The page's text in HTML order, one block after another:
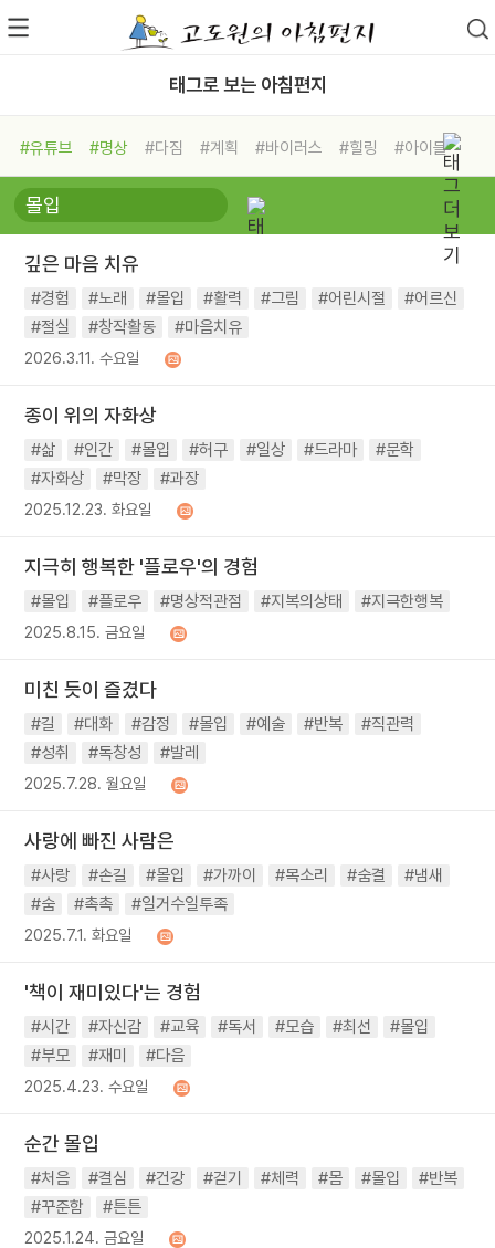
태그로 보는 아침편지
#유튜브 #명상 #다짐 #계획 #바이러스 #힐링
#아이들
#비전캠프
#독서캠프 #삶
#희망
#나눔 #친구 #링컨학교
#독서
#건강 #면역력
깊은 마음 치유
#경험 #노래 #몰입 #활력 #그림 #어린시절
#어르신
#절실
#창작활동 #마음치유
2026.3.11. 수요일
종이 위의 자화상
#삶 #인간 #몰입 #허구 #일상 #드라마
#문학
#자화상
#막장 #과장
2025.12.23. 화요일
지극히 행복한 '플로우'의 경험
#몰입 #플로우 #명상적관점 #지복의상태 #지극한행복
2025.8.15. 금요일
미친 듯이 즐겼다
#길 #대화 #감정 #몰입 #예술 #반복
#직관력
#성취
#독창성 #발레
2025.7.28. 월요일
사랑에 빠진 사람은
#사랑 #손길 #몰입 #가까이 #목소리 #숨결
#냄새
#숨
#촉촉 #일거수일투족
2025.7.1. 화요일
'책이 재미있다'는 경험
#시간 #자신감 #교육 #독서 #모습 #최선
#몰입
#부모
#재미 #다음
2025.4.23. 수요일
순간 몰입
#처음 #결심 #건강 #걷기 #체력 #몸 #몰입
#반복
#꾸준함
#튼튼
2025.1.24. 금요일